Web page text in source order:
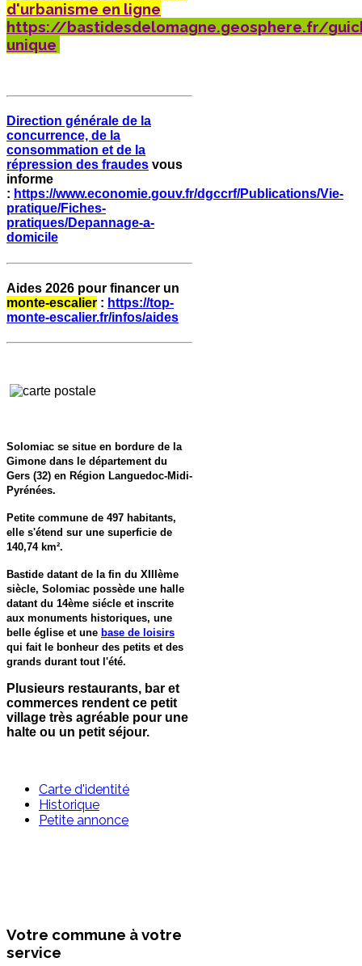
d'urbanisme en ligne
https://bastidesdelomagne.geosphere.fr/
unique
Direction générale de la
concurrence, de la
consommation et de la
répression des fraudes vous
informe
: https://www.economie.gouv.fr/dgccrf/Publications/Vie-
pratique/Fiches-
pratiques/Depannage-a-
domicile
Aides 2026 pour financer un
monte-escalier : https://top-
monte-escalier.fr/infos/aides
Solomiac se situe en bordure de la
Gimone dans le département du
Gers (32) en Région Languedoc-Midi-
Pyrénées.
Petite commune de 497 habitants,
elle s'étend sur une superficie de
140,74 km².
Bastide datant de la fin du XIIIème
siècle, Solomiac possède une halle
datant du 14ème siécle et inscrite
aux monuments historiques, une
belle église et une base de loisirs
qui fait le bonheur des petits et des
grands durant tout l'été.
Plusieurs restaurants, bar et
commerces rendent ce petit
village très agréable pour une
halte ou un petit séjour.
Carte d'identité
Historique
Petite annonce
Votre commune à votre
service